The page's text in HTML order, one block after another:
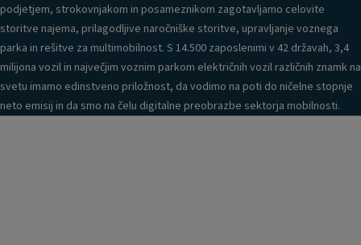
podjetjem, strokovnjakom in posameznikom zagotavljamo celovite
storitve najema, prilagodljive naročniške storitve, upravljanje voznega
parka in rešitve za multimobilnost. S 14.500 zaposlenimi v 42 državah, 3,4
milijona vozil in največjim voznim parkom električnih vozil različnih znamk na
svetu imamo edinstveno priložnost, da vodimo na poti do ničelne stopnje
neto emisij in da smo na čelu digitalne preobrazbe sektorja mobilnosti.